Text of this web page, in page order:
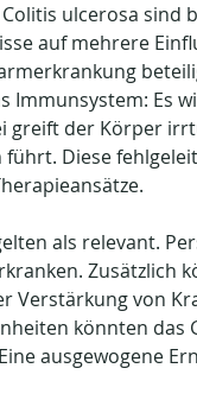
ulcerosa
auf mehrere
Immunsystem: Es
greift der Körper
Diese
als relevant.
Zusätzlich
Verstärkung von
könnten
ausgewogene